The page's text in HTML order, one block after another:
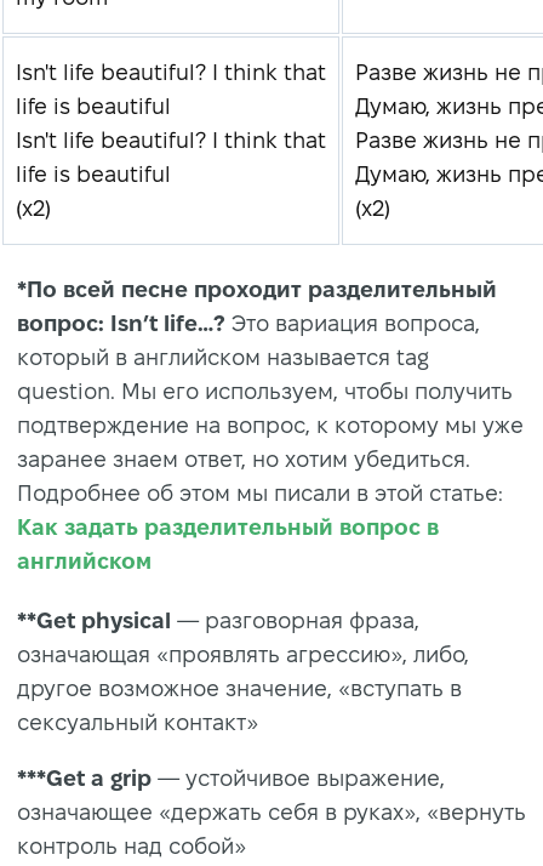
Isn't life beautiful? I think that
life is beautiful
Isn't life beautiful? I think that
life is beautiful
(x2)
Разве жизнь не
Думаю, жизнь
Разве жизнь не
Думаю, жизнь
(x2)
*По всей песне проходит разделительный
вопрос: Isn’t life…? Это вариация вопроса,
который в английском называется tag
question. Мы его используем, чтобы получить
подтверждение на вопрос, к которому мы уже
заранее знаем ответ, но хотим убедиться.
Подробнее об этом мы писали в этой статье:
Как задать разделительный вопрос в
английском
**Get physical — разговорная фраза,
означающая «проявлять агрессию», либо,
другое возможное значение, «вступать в
сексуальный контакт»
***Get a grip — устойчивое выражение,
означающее «держать себя в руках», «вернуть
контроль над собой»